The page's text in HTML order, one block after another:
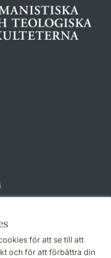
för att se till att
och för att förbättra din